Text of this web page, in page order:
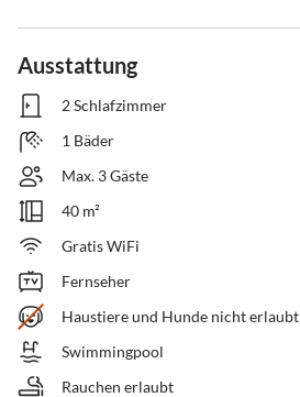
Ausstattung
2 Schlafzimmer
1 Bäder
Max. 3 Gäste
40 m²
Gratis WiFi
Fernseher
Haustiere und Hunde nicht erlaubt
Swimmingpool
Rauchen erlaubt